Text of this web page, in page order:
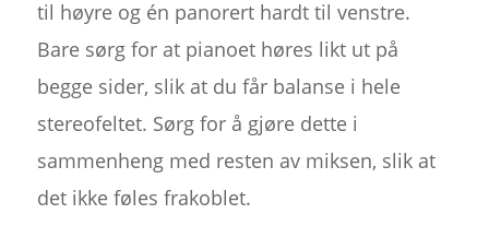
til høyre og én panorert hardt til venstre.
Bare sørg for at pianoet høres likt ut på
begge sider, slik at du får balanse i hele
stereofeltet. Sørg for å gjøre dette i
sammenheng med resten av miksen, slik at
det ikke føles frakoblet.